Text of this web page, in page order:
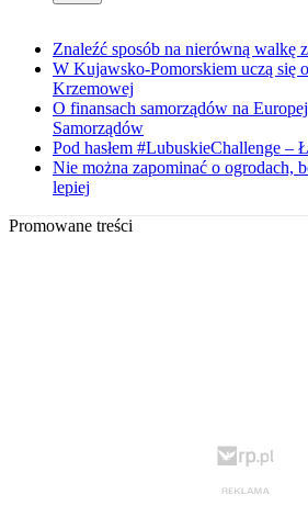
Znaleźć sposób na nierówną walkę
W Kujawsko-Pomorskiem uczą się
Krzemowej
O finansach samorządów na
Samorządów
Pod hasłem #LubuskieChallenge –
Nie można zapominać o ogrodach,
lepiej
Promowane treści